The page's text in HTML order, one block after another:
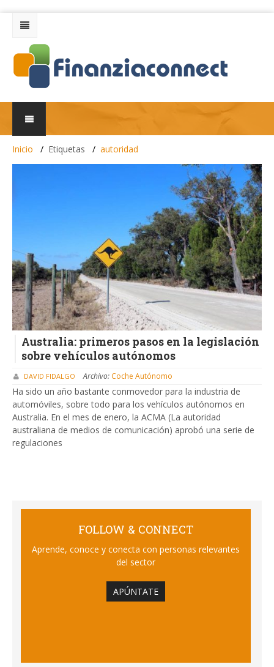
Inicio Etiquetas autoridad
Australia: primeros pasos en la legislación
sobre vehículos autónomos
DAVID FIDALGO Archivo: Coche Autónomo
Ha sido un año bastante conmovedor para la industria de
automóviles, sobre todo para los vehículos autónomos en
Australia. En el mes de enero, la ACMA (La autoridad
australiana de medios de comunicación) aprobó una serie de
regulaciones
FOLLOW & CONNECT
Aprende, conoce y conecta con personas relevantes
del sector
APÚNTATE